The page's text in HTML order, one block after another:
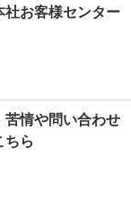
社お客様センター
苦情や問い合わせ
ちら